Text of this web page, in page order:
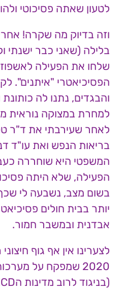
לטעון שאתה פסיכוטי
בלילה (שאני כבר ישנתי
שלחו את הפעילה לאשפוז
הפסיכיאטרי "איתנים".
והבגדים, נתנו לה
למחרת במצוקה נוראית
לאחר שעירבתי את ד"ר
בריאות הנפש ואת עו"ד
המשפטי היא שוחררה
הפעילה, שלא היתה
בשום מצב, נשבעה לי
יותר בבית חולים
אבדנית ובמשבר חמור.
לצערינו אין אף גוף
2020 שמפקח על